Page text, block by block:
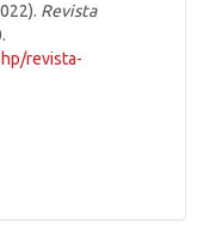
Revista
revista-